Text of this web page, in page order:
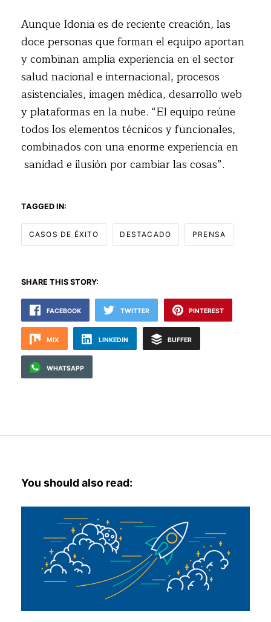
Aunque Idonia es de reciente creación, las
doce personas que forman el equipo aportan
y combinan amplia experiencia en el sector
salud nacional e internacional, procesos
asistenciales, imagen médica, desarrollo web
y plataformas en la nube. “El equipo reúne
todos los elementos técnicos y funcionales,
combinados con una enorme experiencia en
sanidad e ilusión por cambiar las cosas”.
TAGGED IN:
CASOS DE ÉXITO DESTACADO PRENSA
SHARE THIS STORY:
FACEBOOK TWITTER PINTEREST
MIX LINKEDIN BUFFER
WHATSAPP
You should also read: